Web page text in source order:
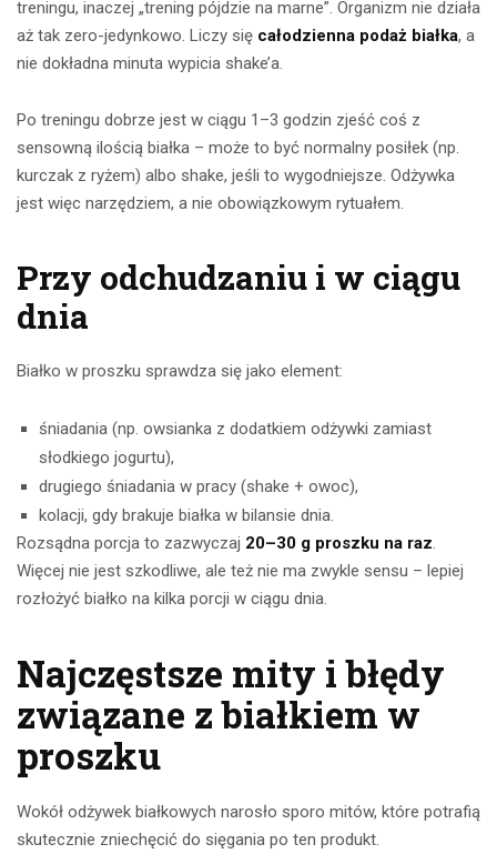
treningu, inaczej „trening pójdzie na marne”. Organizm nie działa
aż tak zero-jedynkowo. Liczy się całodzienna podaż białka, a
nie dokładna minuta wypicia shake’a.
Po treningu dobrze jest w ciągu 1–3 godzin zjeść coś z
sensowną ilością białka – może to być normalny posiłek (np.
kurczak z ryżem) albo shake, jeśli to wygodniejsze. Odżywka
jest więc narzędziem, a nie obowiązkowym rytuałem.
Przy odchudzaniu i w ciągu
dnia
Białko w proszku sprawdza się jako element:
śniadania (np. owsianka z dodatkiem odżywki zamiast
słodkiego jogurtu),
drugiego śniadania w pracy (shake + owoc),
kolacji, gdy brakuje białka w bilansie dnia.
Rozsądna porcja to zazwyczaj 20–30 g proszku na raz.
Więcej nie jest szkodliwe, ale też nie ma zwykle sensu – lepiej
rozłożyć białko na kilka porcji w ciągu dnia.
Najczęstsze mity i błędy
związane z białkiem w
proszku
Wokół odżywek białkowych narosło sporo mitów, które potrafią
skutecznie zniechęcić do sięgania po ten produkt.